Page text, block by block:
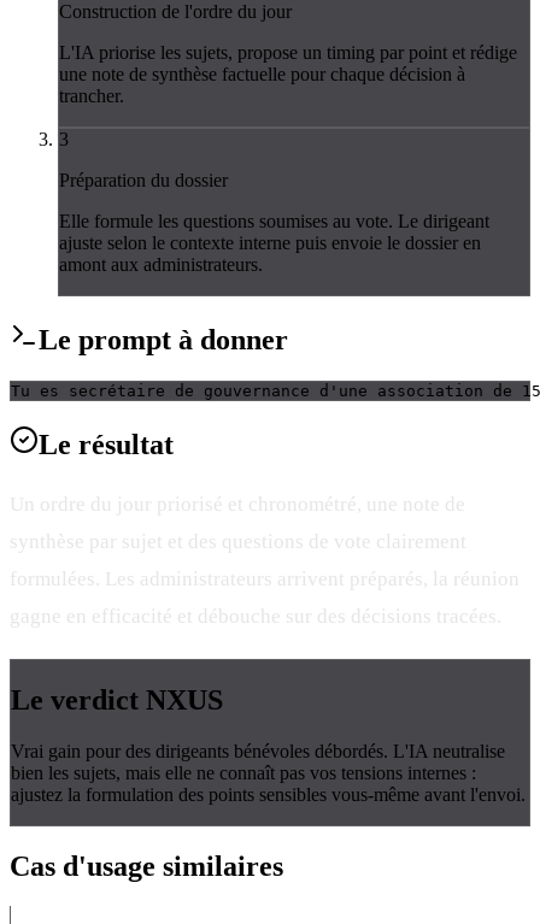
Construction de l'ordre du jour
L'IA priorise les sujets, propose un timing par point et rédige
une note de synthèse factuelle pour chaque décision à
trancher.
3
Préparation du dossier
Elle formule les questions soumises au vote. Le dirigeant
ajuste selon le contexte interne puis envoie le dossier en
amont aux administrateurs.
Le prompt à donner
Tu es secrétaire de gouvernance d'une association
Le résultat
Un ordre du jour priorisé et chronométré, une note de
synthèse par sujet et des questions de vote clairement
formulées. Les administrateurs arrivent préparés, la réunion
gagne en efficacité et débouche sur des décisions tracées.
Le verdict NXUS
Vrai gain pour des dirigeants bénévoles débordés. L'IA neutralise
bien les sujets, mais elle ne connaît pas vos tensions internes :
ajustez la formulation des points sensibles vous-même avant l'envoi.
Cas d'usage similaires